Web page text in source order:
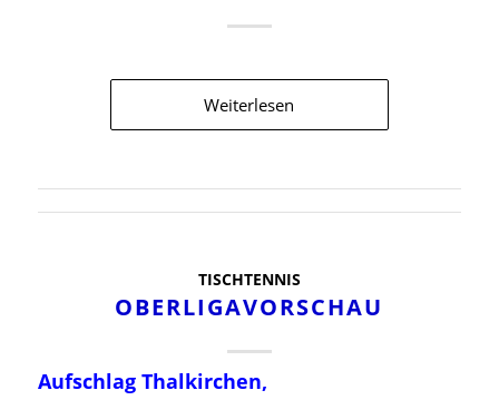
Weiterlesen
TISCHTENNIS
OBERLIGAVORSCHAU
Aufschlag Thalkirchen,